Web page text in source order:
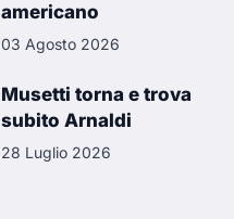
americano
03 Agosto 2026
Musetti torna e trova
subito Arnaldi
28 Luglio 2026